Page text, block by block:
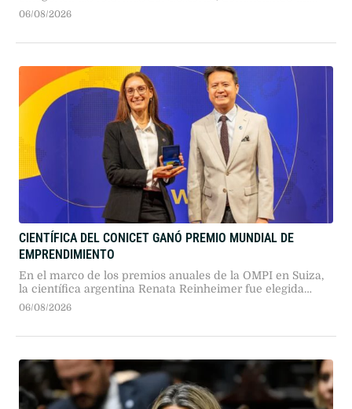
intento de “saqueo y extractivismo” sobre la Patagonia que
06/08/2026
CIENTÍFICA DEL CONICET GANÓ PREMIO MUNDIAL DE
EMPRENDIMIENTO
En el marco de los premios anuales de la OMPI en Suiza,
la científica argentina Renata Reinheimer fue elegida
emprendedora del año. La distinción premió a su empresa
06/08/2026